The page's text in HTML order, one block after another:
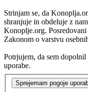
Strinjam se, da
shranjuje in obdeluje z
Konoplje.org.
Zakonom o varstvu
Potrjujem, da sem
uporabe.